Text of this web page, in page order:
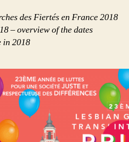
des Fiertés en France 2018
– overview of the dates
in 2018